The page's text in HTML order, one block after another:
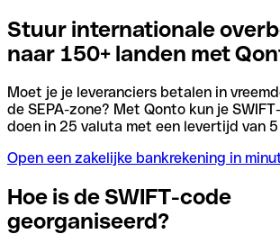
Stuur internationale
naar 150+ landen met
Moet je je leveranciers betalen in
de SEPA-zone? Met Qonto kun je
doen in 25 valuta met een levertijd van
Open een zakelijke bankrekening in
Hoe is de SWIFT-code
georganiseerd?